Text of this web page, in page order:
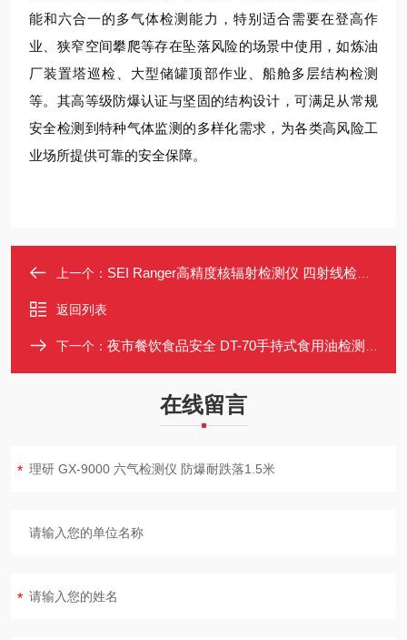
能和六合一的多气体检测能力，特别适合需要在登高作
业、狭窄空间攀爬等存在坠落风险的场景中使用，如炼油
厂装置塔巡检、大型储罐顶部作业、船舱多层结构检测
等。其高等级防爆认证与坚固的结构设计，可满足从常规
安全检测到特种气体监测的多样化需求，为各类高风险工
业场所提供可靠的安全保障。
上一个： SEI Ranger高精度核辐射检测仪 四射线检测 实时监测 USB直连
返回列表
下一个： 夜市餐饮食品安全 DT-70手持式食用油检测仪 TPM值快速测量 热油直测
在线留言